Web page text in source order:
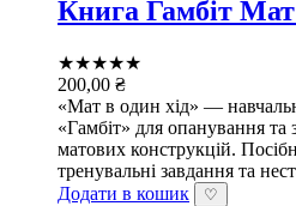
Книга Гамбіт Мат
★★★★★
200,00 ₴
«Мат в один хід» —
«Гамбіт» для опанування та
матових конструкцій.
тренувальні завдання та
Додати в кошик
♡